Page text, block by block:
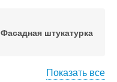
Фасадная штукатурка
Показать все